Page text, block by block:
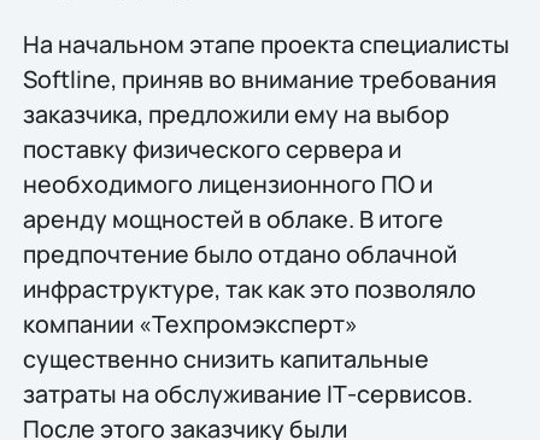
На начальном этапе проекта специалисты
Softline, приняв во внимание требования
заказчика, предложили ему на выбор
поставку физического сервера и
необходимого лицензионного ПО и
аренду мощностей в облаке. В итоге
предпочтение было отдано облачной
инфраструктуре, так как это позволяло
компании «Техпромэксперт»
существенно снизить капитальные
затраты на обслуживание IТ-сервисов.
После этого заказчику были